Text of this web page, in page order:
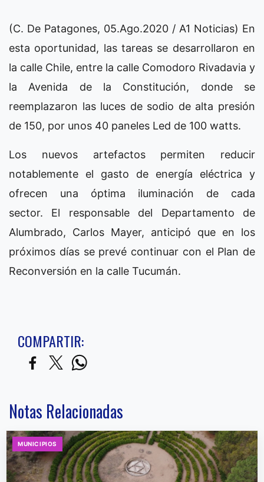
(C. De Patagones, 05.Ago.2020 / A1 Noticias) En
esta oportunidad, las tareas se desarrollaron en
la calle Chile, entre la calle Comodoro Rivadavia y
la Avenida de la Constitución, donde se
reemplazaron las luces de sodio de alta presión
de 150, por unos 40 paneles Led de 100 watts.
Los nuevos artefactos permiten reducir
notablemente el gasto de energía eléctrica y
ofrecen una óptima iluminación de cada
sector. El responsable del Departamento de
Alumbrado, Carlos Mayer, anticipó que en los
próximos días se prevé continuar con el Plan de
Reconversión en la calle Tucumán.
COMPARTIR:
Notas Relacionadas
MUNICIPIOS